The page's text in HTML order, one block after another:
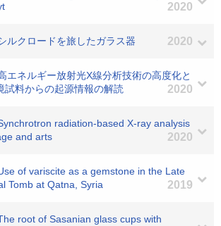
2020
ルクロードを旅したガラス器 2020
エネルギー放射光X線分析技術の高度化と
試料からの起源情報の解読
2020
radiation-based X-ray analysis
and arts
2020
of variscite as a gemstone in the Late
Tomb at Qatna, Syria
2019
root of Sasanian glass cups with